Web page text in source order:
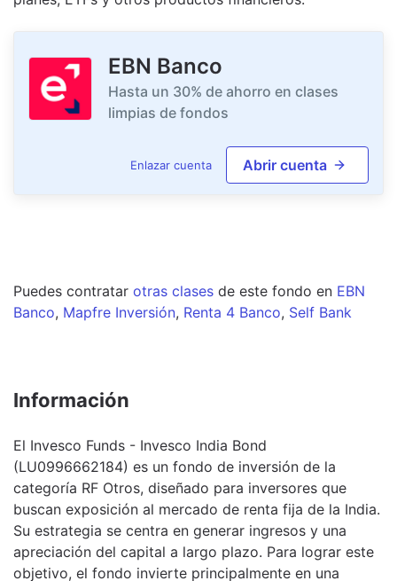
EBN Banco
Hasta un 30% de ahorro en clases
limpias de fondos
Enlazar cuenta Abrir cuenta
Puedes contratar otras clases de este fondo en EBN
Banco, Mapfre Inversión, Renta 4 Banco, Self Bank
Información
El Invesco Funds - Invesco India Bond
(LU0996662184) es un fondo de inversión de la
categoría RF Otros, diseñado para inversores que
buscan exposición al mercado de renta fija de la India.
Su estrategia se centra en generar ingresos y una
apreciación del capital a largo plazo. Para lograr este
objetivo, el fondo invierte principalmente en una